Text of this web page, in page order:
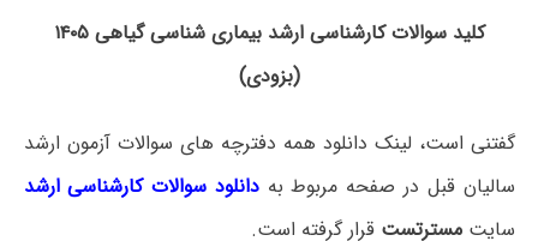
کلید سوالات کارشناسی ارشد بیماری شناسی گیاهی ۱۴۰۵
(بزودی)
گفتنی است، لینک دانلود همه دفترچه های سوالات آزمون ارشد
سالیان قبل در صفحه مربوط بهدانلود سوالات کارشناسی ارشد
سایتمسترتست قرار گرفته است.